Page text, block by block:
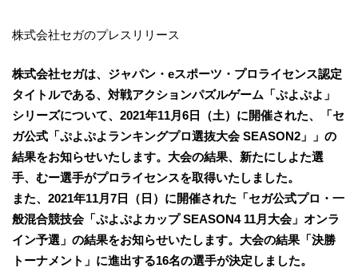
株式会社セガのプレスリリース
株式会社セガは、ジャパン・eスポーツ・プロライセンス認定
タイトルである、対戦アクションパズルゲーム「ぷよぷよ」
シリーズについて、2021年11月6日（土）に開催された、「セ
ガ公式「ぷよぷよランキングプロ選抜大会 SEASON2」」の
結果をお知らせいたします。大会の結果、新たにしよた選
手、むー選手がプロライセンスを取得いたしました。
また、2021年11月7日（日）に開催された「セガ公式プロ・一
般混合競技会「ぷよぷよカップ SEASON4 11月大会」オンラ
イン予選」の結果をお知らせいたします。大会の結果「決勝
トーナメント」に進出する16名の選手が決定しました。